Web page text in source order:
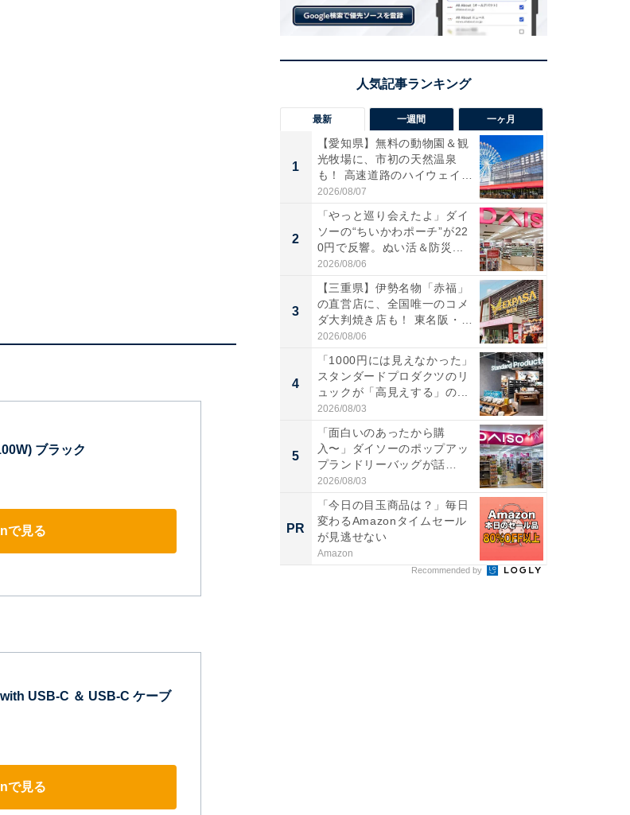
ブラック
で見る
USB-C ＆ USB-C ケーブ
で見る
最新 一週間 一ヶ月
1
【愛知県】無料の動物園＆観
光牧場に、市初の天然温泉
も！ 高速道路のハイウェイオ
ア...
2026/08/07
2
「やっと巡り会えたよ」ダイ
ソーの“ちいかわポーチ”が22
0円で反響。ぬい活＆防災...
2026/08/06
3
【三重県】伊勢名物「赤福」
の直営店に、全国唯一のコメ
ダ大判焼き店も！ 東名阪・
伊...
2026/08/06
4
「1000円には見えなかった」
スタンダードプロダクツのリ
ュックが「高見えする」の...
2026/08/03
5
「面白いのあったから購
入〜」ダイソーのポップアッ
プランドリーバッグが話
題。“さま...
2026/08/03
PR
「今日の目玉商品は？」毎日
変わるAmazonタイムセール
が見逃せない
Amazon
Recommended by